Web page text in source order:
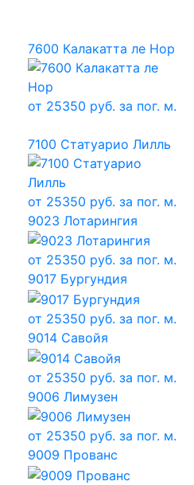
7600 Калакатта ле Нор
от 25350 руб. за пог. м.
7100 Статуарио Лилль
от 25350 руб. за пог. м.
9023 Лотарингия
от 25350 руб. за пог. м.
9017 Бургундия
от 25350 руб. за пог. м.
9014 Савойя
от 25350 руб. за пог. м.
9006 Лимузен
от 25350 руб. за пог. м.
9009 Прованс